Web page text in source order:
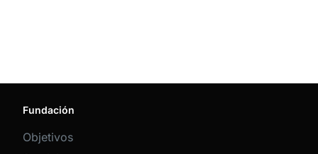
Fundación
Objetivos